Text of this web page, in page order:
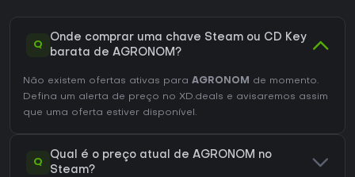
Q
Onde comprar uma chave Steam ou CD Key
barata de AGRONOM?
Não existem ofertas ativas para AGRONOM
de momento.
Defina um alerta de preço no XD.deals e avisaremos assim
que uma oferta estiver disponível.
Q
Qual é o preço atual de AGRONOM no
Steam?